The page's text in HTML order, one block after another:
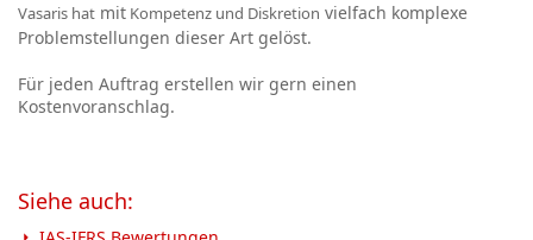
Vasaris hat mit Kompetenz und Diskretion vielfach komplexe
Problemstellungen dieser Art gelöst.
Für jeden Auftrag erstellen wir gern einen
Kostenvoranschlag.
Siehe auch: